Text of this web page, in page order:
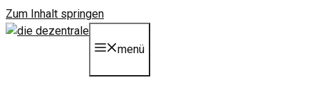
Zum Inhalt springen
menü